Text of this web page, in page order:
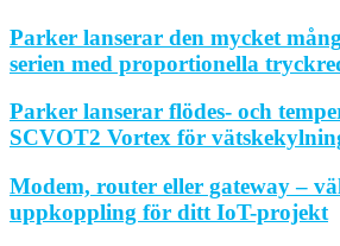
Parker lanserar den mycket
serien med proportionella
Parker lanserar flödes- och
SCVOT2 Vortex för
Modem, router eller gateway –
uppkoppling för ditt IoT-projekt